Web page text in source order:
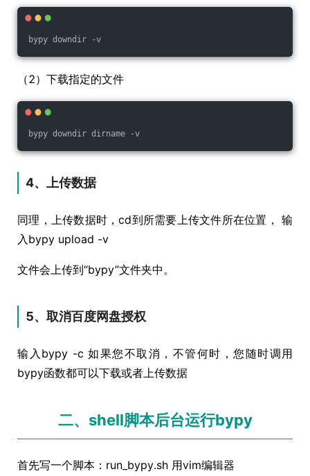
bypy downdir -v
（2）下载指定的文件
bypy downdir dirname -v
4、上传数据
同理，上传数据时，cd到所需要上传文件所在位置， 输
入bypy upload -v
文件会上传到“bypy”文件夹中。
5、取消百度网盘授权
输入bypy -c 如果您不取消，不管何时，您随时调用
bypy函数都可以下载或者上传数据
二、shell脚本后台运行bypy
首先写一个脚本：run_bypy.sh 用vim编辑器